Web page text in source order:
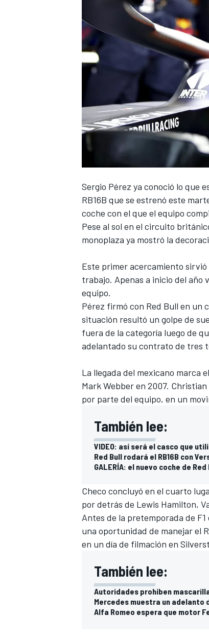
NASCAR CUP
FÓRMULA E
WRC
Sergio Pérez ya conoció lo que
RB16B que se estrenó este
coche con el que el equipo
Pese al sol en el circuito
monoplaza ya mostró la
Este primer acercamiento
trabajo. Apenas a inicio del año
equipo.
Pérez firmó con Red Bull en un
situación resultó un golpe de
fuera de la categoría luego de
adelantado su contrato de tres
La llegada del mexicano marca
Mark Webber en 2007. Christian
por parte del equipo, en un
También lee:
VIDEO: así será el casco que
Red Bull rodará el RB16B con
GALERÍA: el nuevo coche de
Checo concluyó en el cuarto
por detrás de Lewis Hamilton,
Antes de la pretemporada de
una oportunidad de manejar el
en un día de filmación en
También lee:
Autoridades prohiben
Mercedes muestra un adelanto
Alfa Romeo espera que motor